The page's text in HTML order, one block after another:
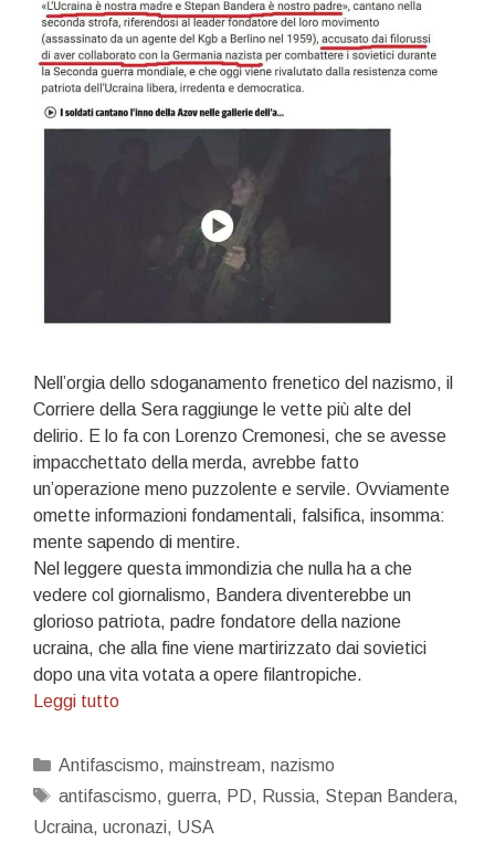
Nell’orgia dello sdoganamento frenetico del nazismo, il
Corriere della Sera raggiunge le vette più alte del
delirio. E lo fa con Lorenzo Cremonesi, che se avesse
impacchettato della merda, avrebbe fatto
un’operazione meno puzzolente e servile. Ovviamente
omette informazioni fondamentali, falsifica, insomma:
mente sapendo di mentire.
Nel leggere questa immondizia che nulla ha a che
vedere col giornalismo, Bandera diventerebbe un
glorioso patriota, padre fondatore della nazione
ucraina, che alla fine viene martirizzato dai sovietici
dopo una vita votata a opere filantropiche.
Leggi tuttoLa
mainstream
–
ucronazismo
Categorie
Antifascismo, mainstream, nazismo
Tag
antifascismo, guerra, PD, Russia, Stepan Bandera,
Ucraina, ucronazi, USA